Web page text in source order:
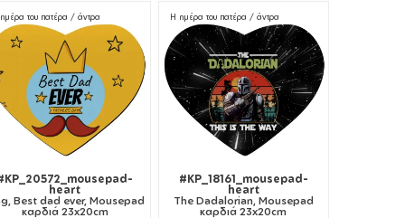
του πατέρα / άντρα
heart
Best dad ever, Mousepad
καρδιά 23x20cm
Η ημέρα του πατέρα / άντρα
#KP_18161_mousepad-
heart
The Dadalorian, Mousepad
καρδιά 23x20cm